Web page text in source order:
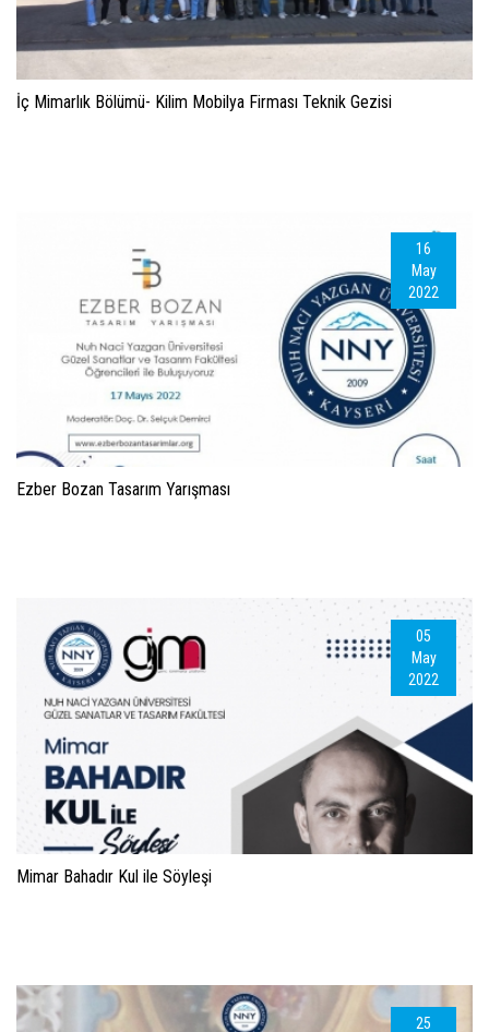
İç Mimarlık Bölümü- Kilim Mobilya Firması Teknik Gezisi
16
May
2022
Ezber Bozan Tasarım Yarışması
05
May
2022
Mimar Bahadır Kul ile Söyleşi
25